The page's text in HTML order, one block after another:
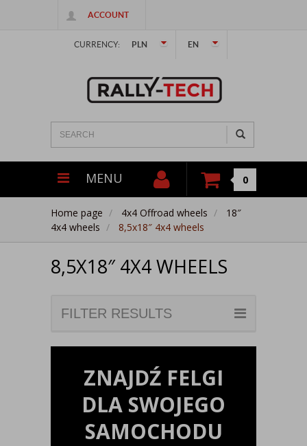
ACCOUNT
CURRENCY: PLN EN
MENU 0
Home page 4x4 Offroad wheels
18″
4x4 wheels
8,5x18″ 4x4 wheels
8,5X18″ 4X4 WHEELS
FILTER RESULTS
ZNAJDŹ FELGI
DLA SWOJEGO
SAMOCHODU